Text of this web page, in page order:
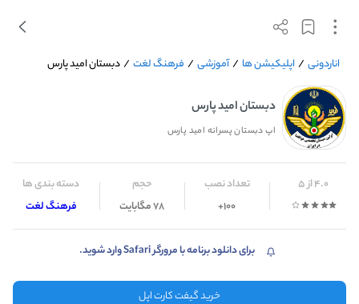
اناردونی / اپلیکیشن ها /آموزشی / فرهنگ لغت /دبستان امید پارس
دبستان امید پارس
اپ دبستان پسرانه امید پارس
4.0 از 5 تعداد نصب
100+
حجم
78 مگابایت
دسته بندی ها
فرهنگ لغت
برای دانلود برنامه با مرورگر Safari وارد شوید.
خرید گیفت کارت اپل